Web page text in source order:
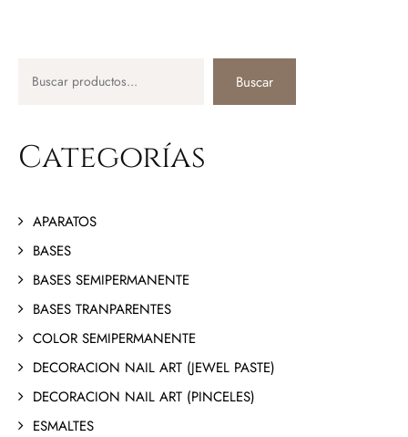
Buscar
Categorías
APARATOS
BASES
BASES SEMIPERMANENTE
BASES TRANPARENTES
COLOR SEMIPERMANENTE
DECORACION NAIL ART (JEWEL PASTE)
DECORACION NAIL ART (PINCELES)
ESMALTES